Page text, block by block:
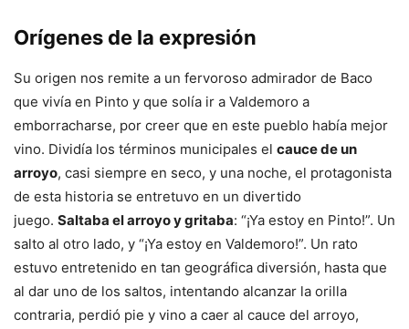
Orígenes de la expresión
Su origen nos remite a un fervoroso admirador de Baco
que vivía en Pinto y que solía ir a Valdemoro a
emborracharse, por creer que en este pueblo había mejor
vino. Dividía los términos municipales el cauce de un
arroyo, casi siempre en seco, y una noche, el protagonista
de esta historia se entretuvo en un divertido
juego. Saltaba el arroyo y gritaba: “¡Ya estoy en Pinto!”. Un
salto al otro lado, y “¡Ya estoy en Valdemoro!”. Un rato
estuvo entretenido en tan geográfica diversión, hasta que
al dar uno de los saltos, intentando alcanzar la orilla
contraria, perdió pie y vino a caer al cauce del arroyo,